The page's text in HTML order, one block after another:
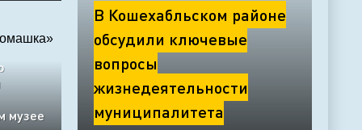
В Кошехабльском районе
обсудили ключевые
вопросы
жизнедеятельности
муниципалитета
музее